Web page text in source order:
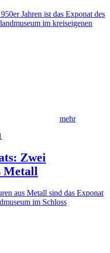
Jahren ist das Exponat des
im kreiseigenen
mehr
Zwei
Metall
aus Metall sind das Exponat
im Schloss